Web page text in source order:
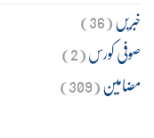
خبریں(36)
صوفی کورس(2)
مضامین(309)